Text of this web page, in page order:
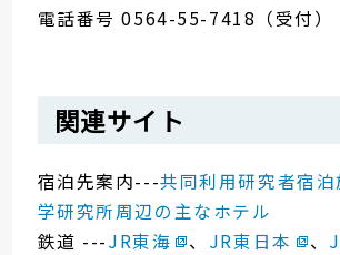
電話番号 0564-55-7418（受付）
関連サイト
宿泊先案内---共同利用研究者宿
学研究所周辺の主なホテル
鉄道 ---JR東海 、 JR東日本 、